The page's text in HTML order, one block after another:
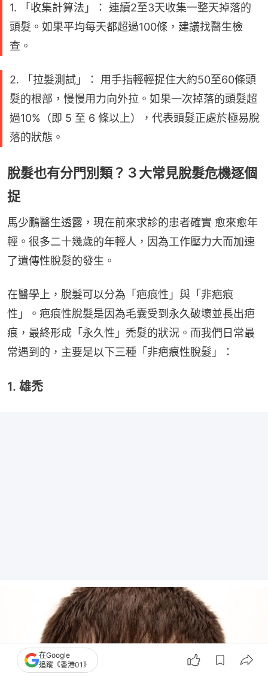
1. 「收集計算法」： 連續2至3天收集一整天掉落的
頭髮。如果平均每天都超過100條，建議找醫生檢
查。
2. 「拉髮測試」： 用手指輕輕捉住大約50至60條頭
髮的根部，慢慢用力向外拉。如果一次掉落的頭髮超
過10%（即 5 至 6 條以上），代表頭髮正處於極易脫
落的狀態。
脫髮也有分門別類？３大常見脫髮危機逐個
捉
馬少鵬醫生透露，現在前來求診的患者確實 愈來愈年
輕。很多二十幾歲的年輕人，因為工作壓力大而加速
了遺傳性脫髮的發生。
在醫學上，脫髮可以分為「疤痕性」與「非疤痕
性」。疤痕性脫髮是因為毛囊受到永久破壞並長出疤
痕，最終形成「永久性」禿髮的狀況。而我們日常最
常遇到的，主要是以下三種「非疤痕性脫髮」：
1. 雄禿
在Google
追蹤《香港01》